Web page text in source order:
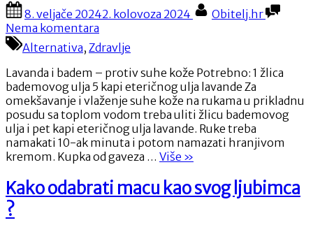
Posted
on
8. veljače 20242. kolovoza 2024 By
Obitelj.hr
Nema komentara
Prirodni
pripravci
za
njegu
ruku
i
nogu
Alternativa, Zdravlje
Lavanda i badem – protiv suhe kože Potrebno: 1 žlica
bademovog ulja 5 kapi eteričnog ulja lavande Za
omekšavanje i vlaženje suhe kože na rukama u prikladnu
posudu sa toplom vodom treba uliti žlicu bademovog
ulja i pet kapi eteričnog ulja lavande. Ruke treba
namakati 10-ak minuta i potom namazati hranjivom
kremom. Kupka od gaveza … Više “Prirodni
za
njegu
»
Kako odabrati macu kao svog ljubimca
?